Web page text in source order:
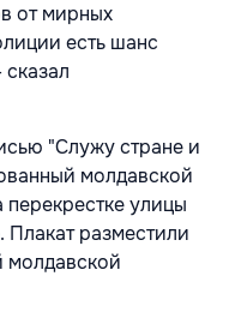
от мирных
есть шанс
"Служу стране и
молдавской
перекрестке улицы
разместили
молдавской